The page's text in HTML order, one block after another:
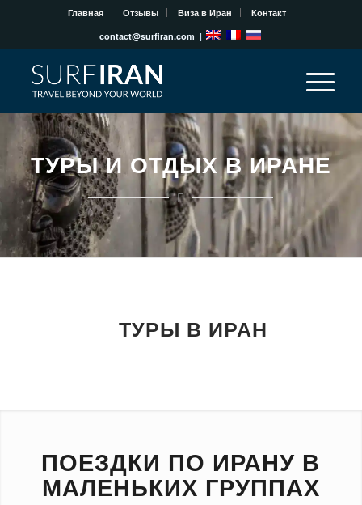
Главная Отзывы Виза в Иран
Контакт
contact@surfiran.com |
ТУРЫ И ОТДЫХ В ИРАНЕ
ТУРЫ В ИРАН
ПОЕЗДКИ ПО ИРАНУ В
МАЛЕНЬКИХ ГРУППАХ